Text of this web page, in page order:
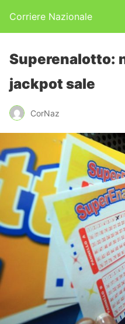
Corriere Nazionale
Superenalotto:
jackpot sale
CorNaz